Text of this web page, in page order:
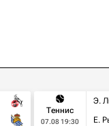
Теннис
07.08 19:30
Э.
Е.